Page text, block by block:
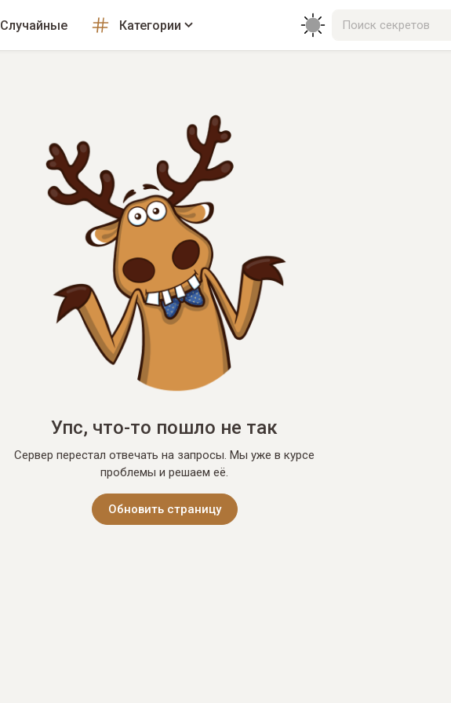
Случайные Категории
Упс, что-то пошло не так
Сервер перестал отвечать на запросы. Мы уже в курсе
проблемы и решаем её.
Обновить страницу